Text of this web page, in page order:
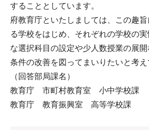
することとしています。
府教育庁といたしましては、この趣
る学校をはじめ、それぞれの学校の
な選択科目の設定や少人数授業の展
条件の改善を図ってまいりたいと考え
（回答部局課名）
教育庁 市町村教育室 小中学校課
教育庁 教育振興室 高等学校課